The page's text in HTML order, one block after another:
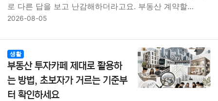
로 다른 답을 보고 난감해하더라고요. 부동산 계약할…
2026-08-05
생활
부동산 투자카페 제대로 활용하
는 방법, 초보자가 거르는 기준부
터 확인하세요